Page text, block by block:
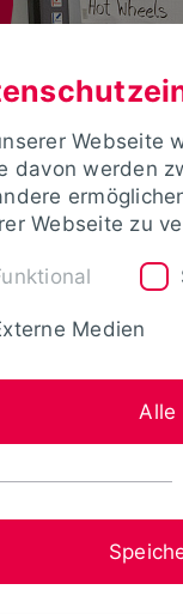
Webseite
davon werden
Webseite zu
Medien
Alle